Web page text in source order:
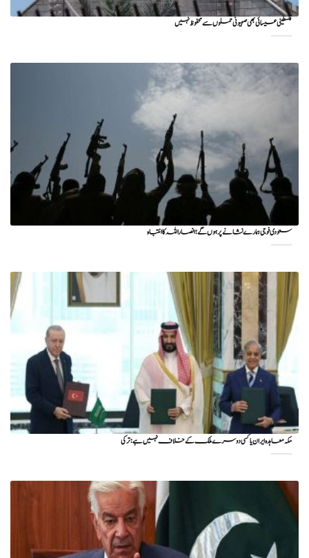
فلسطینی عیسائی بھی صہیونی حملوں سے محفوظ نہیں
سعودی فوجی ہمارے نشانے پر ہوں گے؛ انصاراللہ کا انتباہ
مکہ معاہدہ ایران یا کسی دوسرے ملک کے خلاف نہیں ہے: ترکی